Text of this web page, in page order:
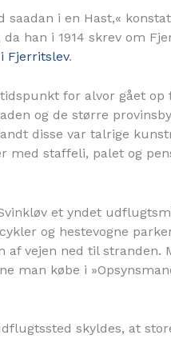
i en Hast,«
han i 1914 skrev om
Fjerritslev.
for alvor gået op
og de større
disse var talrige
med staffeli, palet og
et yndet
og hestevogne
af vejen ned til
man købe i
skyldes, at